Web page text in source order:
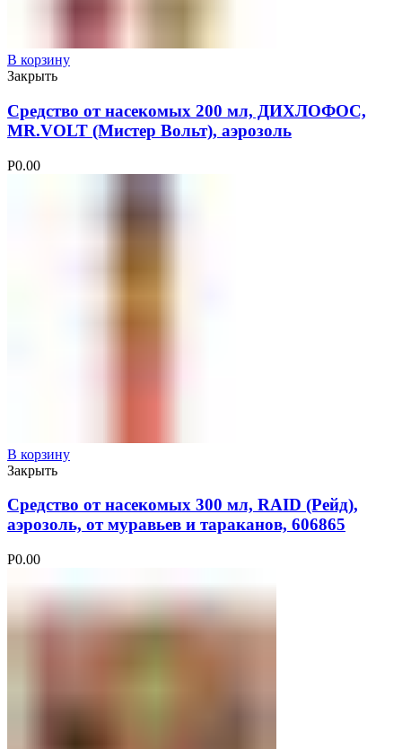
В корзину
Закрыть
Средство от насекомых 200 мл, ДИХЛОФОС,
MR.VOLT (Мистер Вольт), аэрозоль
Р0.00
В корзину
Закрыть
Средство от насекомых 300 мл, RAID (Рейд),
аэрозоль, от муравьев и тараканов, 606865
Р0.00